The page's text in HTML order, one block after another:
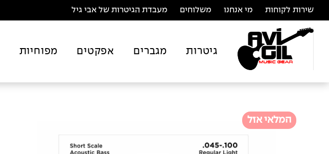
שירות לקוחות מי אנחנו משלוחים מעבדת הגיטרות של אבי גיל
גיטרות מגברים אפקטים מפוחיות
המלאי אזל